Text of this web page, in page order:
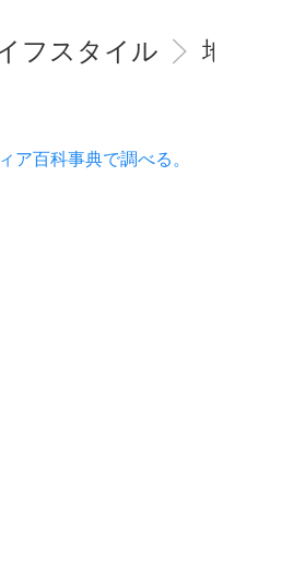
フスタイル 地域情
ア百科事典で調べる。